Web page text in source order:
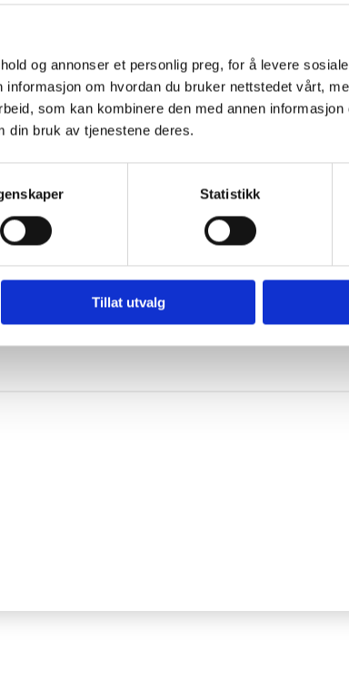
og annonser et personlig preg, for å levere
om hvordan du bruker nettstedet vårt,
som kan kombinere den med annen
din bruk av tjenestene deres.
Statistikk
Tillat utvalg